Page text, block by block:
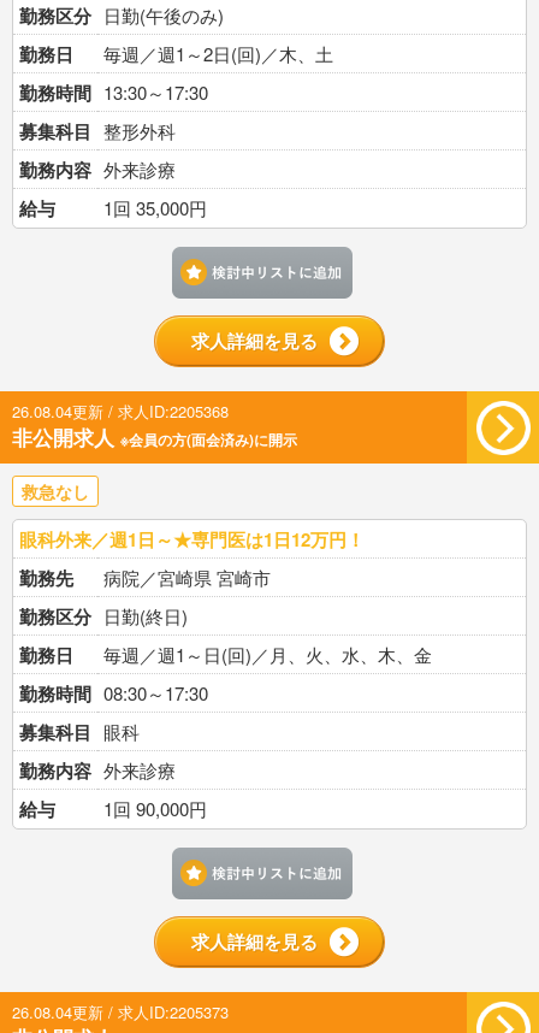
勤務区分 日勤(午後のみ)
勤務日 毎週／週1～2日(回)／木、土
勤務時間 13:30～17:30
募集科目 整形外科
勤務内容 外来診療
給与 1回 35,000円
求人詳細を見る
26.08.04更新 / 求人ID:2205368
非公開求人 ※会員の方(面会済み)に開示
救急なし
眼科外来／週1日～★専門医は1日12万円！
勤務先
病院／宮崎県 宮崎市
勤務区分 日勤(終日)
勤務日 毎週／週1～日(回)／月、火、水、木、金
勤務時間 08:30～17:30
募集科目 眼科
勤務内容 外来診療
給与 1回 90,000円
求人詳細を見る
26.08.04更新 / 求人ID:2205373